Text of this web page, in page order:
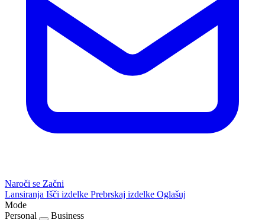
Naroči se Začni
Lansiranja Išči izdelke Prebrskaj izdelke Oglašuj
Mode
Personal
Business